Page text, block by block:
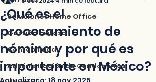
Soluciones Home Office
Gestión exitosa
Contabilidad
Administración de Condominios
¿Qué es el
procesamiento de
nómina y por qué es
importante en México?
Actualizado: 18 nov 2025